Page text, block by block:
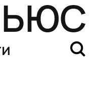
из AppStore